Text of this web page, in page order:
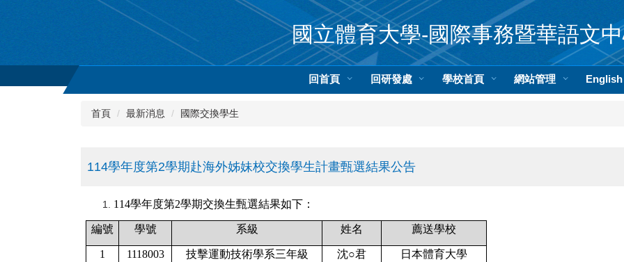
內
國立體育大學-國際事務暨華語文
回首頁 回研發處 學校首頁 網站管理 English
首頁 最新消息 國際交換學生
114學年度第2學期赴海外姊妹校交換學生計畫甄選結果公告
114學年度第2學期交換生甄選結果如下：
編號 學號 系級 姓名 薦送學校
1 1118003 技擊運動技術學系三年級 沈○君 日本體育大學